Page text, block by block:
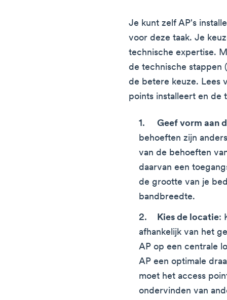
Je kunt zelf AP's
voor deze taak. Je
technische expertise.
de technische stappen
de betere keuze. Lees
points installeert en de
Geef vorm aan
behoeften zijn
van de behoeften
daarvan een
de grootte van je
bandbreedte.
Kies de locatie:
afhankelijk van het
AP op een centrale
AP een optimale
moet het access
ondervinden van